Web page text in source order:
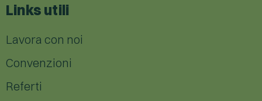
Links utili
Lavora con noi
Convenzioni
Referti